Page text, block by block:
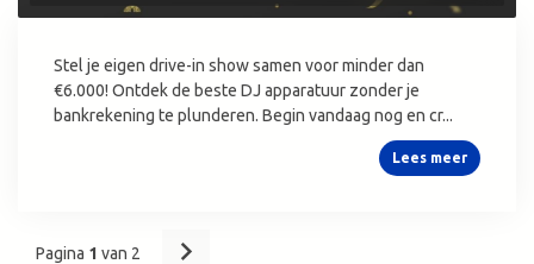
Stel je eigen drive-in show samen voor minder dan
€6.000! Ontdek de beste DJ apparatuur zonder je
bankrekening te plunderen. Begin vandaag nog en cr...
Lees meer
Pagina 1 van 2